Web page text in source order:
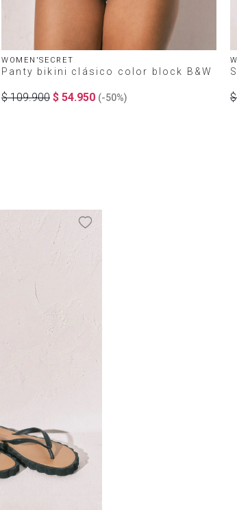
WOMEN'SECRET
Panty bikini clásico color block B&W
$ 109.900 $ 54.950 (-50%) $